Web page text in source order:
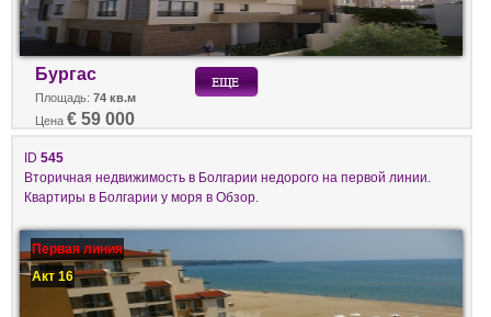
Бургас
Площадь: 74 кв.м
Цена € 59 000
ID 545
Вторичная недвижимость в Болгарии недорого на первой линии.
Квартиры в Болгарии у моря в Обзор.
Первая линия
Акт 16